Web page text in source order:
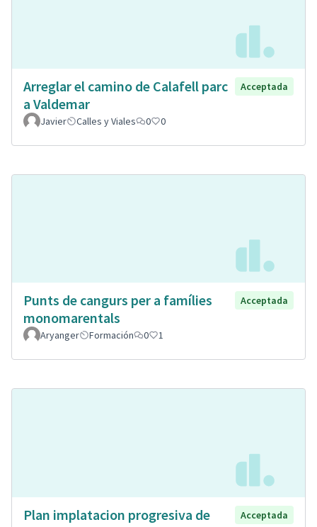
Arreglar el camino de Calafell parc
a Valdemar
Acceptada
Javier Calles y Viales 0 0
Punts de cangurs per a famílies
monomarentals
Acceptada
Aryanger Formación 0 1
Plan implatacion progresiva de
Acceptada